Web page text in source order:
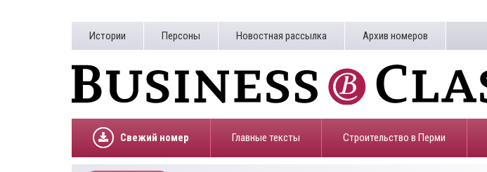
Истории Персоны Новостная рассылка Архив номеров
Свежий номер Главные тексты Строительство в Перми